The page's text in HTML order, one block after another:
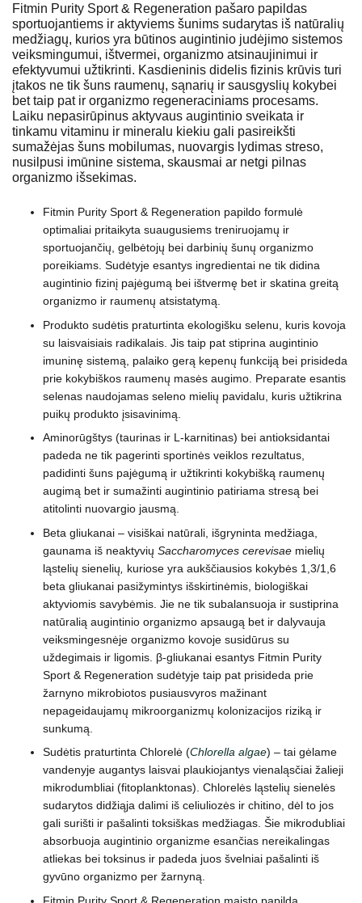
Fitmin Purity Sport & Regeneration pašaro papildas
sportuojantiems ir aktyviems šunims sudarytas iš natūralių
medžiagų, kurios yra būtinos augintinio judėjimo sistemos
veiksmingumui, ištvermei, organizmo atsinaujinimui ir
efektyvumui užtikrinti. Kasdieninis didelis fizinis krūvis turi
įtakos ne tik šuns raumenų, sąnarių ir sausgyslių kokybei
bet taip pat ir organizmo regeneraciniams procesams.
Laiku nepasirūpinus aktyvaus augintinio sveikata ir
tinkamu vitaminu ir mineralu kiekiu gali pasireikšti
sumažėjas šuns mobilumas, nuovargis lydimas streso,
nusilpusi imūnine sistema, skausmai ar netgi pilnas
organizmo išsekimas.
Fitmin Purity Sport & Regeneration papildo formulė
optimaliai pritaikyta suaugusiems treniruojamų ir
sportuojančių, gelbėtojų bei darbinių šunų organizmo
poreikiams. Sudėtyje esantys ingredientai ne tik didina
augintinio fizinį pajėgumą bei ištvermę bet ir skatina greitą
organizmo ir raumenų atsistatymą.
Produkto sudėtis praturtinta ekologišku selenu, kuris kovoja
su laisvaisiais radikalais. Jis taip pat stiprina augintinio
imuninę sistemą, palaiko gerą kepenų funkciją bei prisideda
prie kokybiškos raumenų masės augimo. Preparate esantis
selenas naudojamas seleno mielių pavidalu, kuris užtikrina
puikų produkto įsisavinimą.
Aminorūgštys (taurinas ir L-karnitinas) bei antioksidantai
padeda ne tik pagerinti sportinės veiklos rezultatus,
padidinti šuns pajėgumą ir užtikrinti kokybišką raumenų
augimą bet ir sumažinti augintinio patiriama stresą bei
atitolinti nuovargio jausmą.
Beta gliukanai – visiškai natūrali, išgryninta medžiaga,
gaunama iš neaktyvių Saccharomyces cerevisae mielių
ląstelių sienelių
kuriose yra aukščiausios kokybės 1,3/1,6
beta gliukanai pasižymintys išskirtinėmis, biologiškai
aktyviomis savybėmis. Jie ne tik subalansuoja ir sustiprina
natūralią augintinio organizmo apsaugą bet ir dalyvauja
veiksmingesnėje organizmo kovoje susidūrus su
uždegimais ir ligomis. β-gliukanai esantys Fitmin Purity
Sport & Regeneration sudėtyje taip pat prisideda prie
žarnyno mikrobiotos pusiausvyros mažinant
nepageidaujamų mikroorganizmų kolonizacijos riziką ir
sunkumą.
Sudėtis praturtinta Chlorelė (Chlorella algae) – tai gėlame
vandenyje augantys laisvai plaukiojantys vienaląsčiai žalieji
mikrodumbliai (fitoplanktonas). Chlorelės ląstelių sienelės
sudarytos didžiąja dalimi iš celiuliozės ir chitino, dėl to jos
gali surišti ir pašalinti toksiškas medžiagas. Šie mikrodubliai
absorbuoja augintinio organizme esančias nereikalingas
atliekas bei toksinus ir padeda juos švelniai pašalinti iš
gyvūno organizmo per žarnyną.